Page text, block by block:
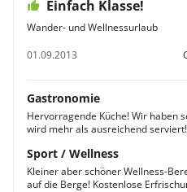
Einfach Klasse!
Wander- und Wellnessurlaub
01.09.2013
Gastronomie
Hervorragende Küche! Wir haben
wird mehr als ausreichend serviert!
Sport / Wellness
Kleiner aber schöner Wellness-
auf die Berge! Kostenlose